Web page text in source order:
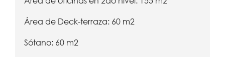
Área de Deck-terraza: 60 m2
Sótano: 60 m2